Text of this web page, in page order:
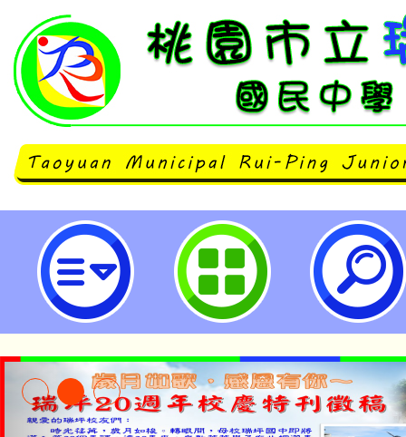
114學年度桃園市全市國中小國文
學教師增能研習-桃園市立瑞坪國民